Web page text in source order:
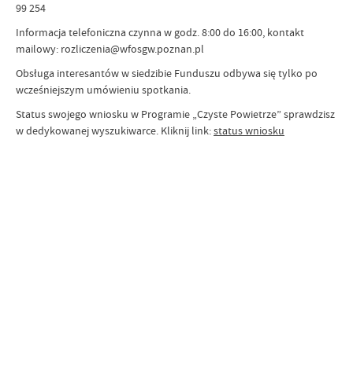
99 254
Informacja telefoniczna czynna w godz. 8:00 do 16:00, kontakt
mailowy: rozliczenia@wfosgw.poznan.pl
Obsługa interesantów w siedzibie Funduszu odbywa się tylko po
wcześniejszym umówieniu spotkania.
Status swojego wniosku w Programie „Czyste Powietrze” sprawdzisz
w dedykowanej wyszukiwarce. Kliknij link:status wniosku